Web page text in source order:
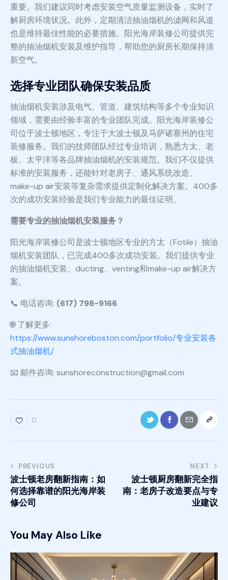
重要。我们建议同时考虑安装空气质量监测设备，实时了
解厨房环境状况。此外，定期清洁抽油烟机的滤网和风道
也是维持最佳性能的必要措施。阳光海岸装修公司提供完
整的抽油烟机安装及维护指导，帮助您的厨房长期保持清
新空气。
选择专业团队确保安装品质
抽油烟机安装涉及电气、管道、建筑结构等多个专业知识
领域，需要由经验丰富的专业团队完成。阳光海岸装修公
司位于波士顿地区，专注于大波士顿及马萨诸塞州的住宅
装修服务。我们的技师团队经过专业培训，熟悉方太、老
板、太平洋等各品牌抽油烟机的安装规范。我们不仅提供
标准的安装服务，还能针对老房子、通风系统改造、
make-up air安装等复杂需求提供定制化解决方案。400多
次的成功安装经验是我们专业能力的最佳证明。
需要专业的抽油烟机安装服务？
阳光海岸装修公司是波士顿地区专业的方太（Fotile）抽油
烟机安装团队，已完成400多次成功安装。我们提供专业
的抽油烟机安装、ducting、venting和make-up air解决方
案。
📞 电话咨询: (617) 798-9166
🌐 了解更多:
https://www.sunshoreboston.com/portfolio/专业安装各
式抽油烟机/
📧 邮件咨询: sunshoreconstruction@gmail.com
0
PREVIOUS
波士顿老房翻新指南：如
何选择靠谱的阳光海岸装
修公司
NEXT
波士顿厨房翻新完全指
南：老房子改造要点与专
业建议
You May Also Like